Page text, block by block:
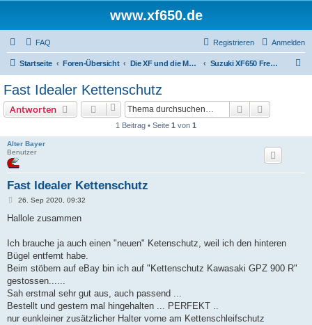
www.xf650.de
FAQ Anmelden
Registrieren
Startseite Foren-Übersicht Die XF und die Moppeds der ehemaligen XF-Treiber Suzuki XF650 Freewind
Fast Idealer Kettenschutz
Antworten Suche
1 Beitrag • Seite 1 von 1
Alter Bayer
Benutzer
Fast Idealer Kettenschutz
B
i
a
26. Sep 2020, 09:32
Hallole zusammen
Ich brauche ja auch einen "neuen" Ketenschutz, weil ich den hinteren
Bügel entfernt habe.
Beim stöbern auf eBay bin ich auf "Kettenschutz Kawasaki GPZ 900 R"
gestossen......
Sah erstmal sehr gut aus, auch passend ...
Bestellt und gestern mal hingehalten ... PERFEKT ..
nur eunkleiner zusätzlicher Halter vorne am Kettenschleifschutz